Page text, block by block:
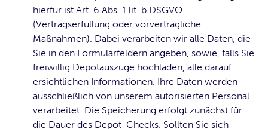
hierfür ist Art. 6 Abs. 1 lit. b DSGVO
(Vertragserfüllung oder vorvertragliche
Maßnahmen). Dabei verarbeiten wir alle Daten, die
Sie in den Formularfeldern angeben, sowie, falls Sie
freiwillig Depotauszüge hochladen, alle darauf
ersichtlichen Informationen. Ihre Daten werden
ausschließlich von unserem autorisierten Personal
verarbeitet. Die Speicherung erfolgt zunächst für
die Dauer des Depot-Checks. Sollten Sie sich